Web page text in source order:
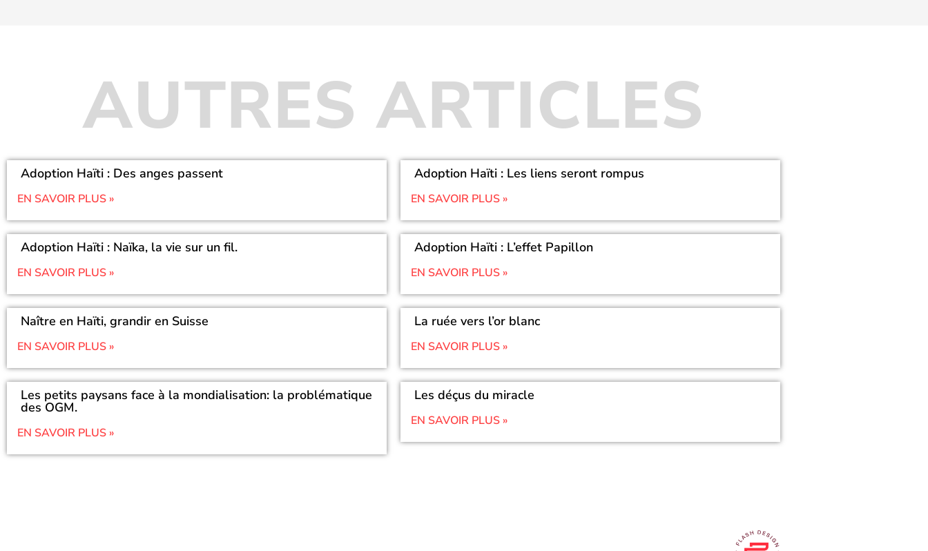
AUTRES ARTICLES
Adoption Haïti : Des anges passent
EN SAVOIR PLUS »
Adoption Haïti : Les liens seront rompus
EN SAVOIR PLUS »
Adoption Haïti : Naïka, la vie sur un fil.
EN SAVOIR PLUS »
Adoption Haïti : L’effet Papillon
EN SAVOIR PLUS »
Naître en Haïti, grandir en Suisse
EN SAVOIR PLUS »
La ruée vers l’or blanc
EN SAVOIR PLUS »
Les petits paysans face à la mondialisation: la problématique
des OGM.
EN SAVOIR PLUS »
Les déçus du miracle
EN SAVOIR PLUS »